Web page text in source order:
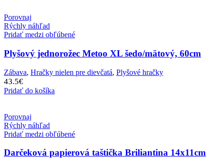
Porovnaj
Rýchly náhľad
Pridať medzi obľúbené
Plyšový jednorožec Metoo XL šedo/mätový, 60cm
Zábava, Hračky nielen pre dievčatá, Plyšové hračky
43.5€
Pridať do košíka
Porovnaj
Rýchly náhľad
Pridať medzi obľúbené
Darčeková papierová taštička Briliantina 14x11cm